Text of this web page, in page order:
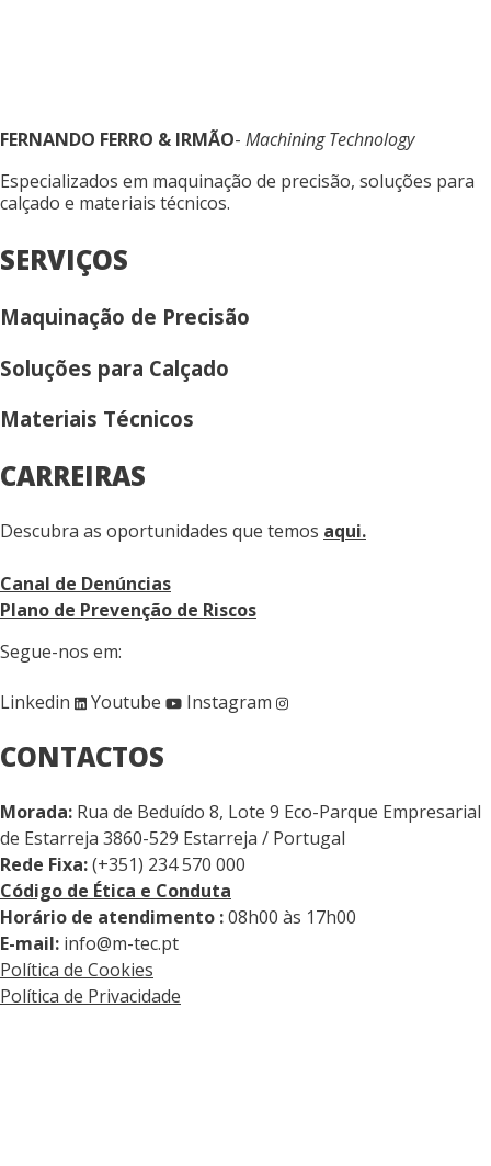
FERNANDO FERRO & IRMÃO- Machining Technology
Especializados em maquinação de precisão, soluções para
calçado e materiais técnicos.
SERVIÇOS
Maquinação de Precisão
Soluções para Calçado
Materiais Técnicos
CARREIRAS
Descubra as oportunidades que temos aqui.
Canal de Denúncias
Plano de Prevenção de Riscos
Segue-nos em:
Linkedin Youtube Instagram
CONTACTOS
Morada: Rua de Beduído 8, Lote 9 Eco-Parque Empresarial
de Estarreja 3860-529 Estarreja / Portugal
Rede Fixa:(+351) 234 570 000
Código de Ética e Conduta
Horário de atendimento :08h00 às 17h00
E-mail: info@m-tec.pt
Política de Cookies
Política de Privacidade